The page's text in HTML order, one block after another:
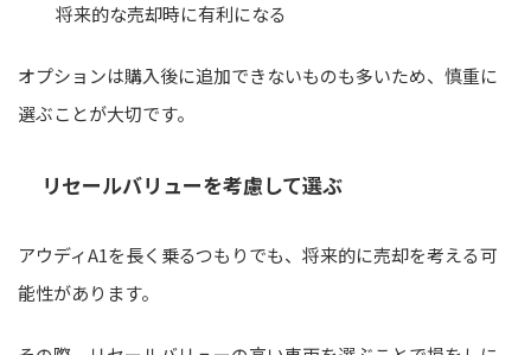
将来的な売却時に有利になる
オプションは購入後に追加できないものも多いため、慎重に
選ぶことが大切です。
リセールバリューを考慮して選ぶ
アウディA1を長く乗るつもりでも、将来的に売却を考える可
能性があります。